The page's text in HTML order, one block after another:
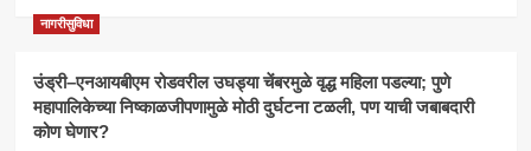
नागरीसुविधा
उंड्री–एनआयबीएम रोडवरील उघड्या चेंबरमुळे वृद्ध महिला पडल्या; पुणे
महापालिकेच्या निष्काळजीपणामुळे मोठी दुर्घटना टळली, पण याची जबाबदारी
कोण घेणार?